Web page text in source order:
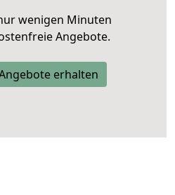
wenigen Minuten
Angebote.
erhalten